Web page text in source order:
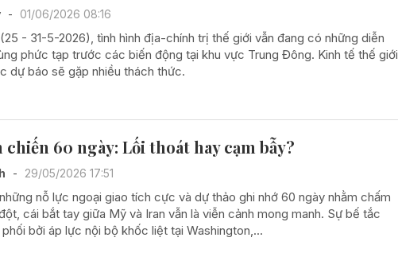
- 01/06/2026 08:16
- 31-5-2026), tình hình địa-chính trị thế giới vẫn đang có những diễn
phức tạp trước các biến động tại khu vực Trung Đông. Kinh tế thế giới
dự báo sẽ gặp nhiều thách thức.
60 ngày: Lối thoát hay cạm bẫy?
- 29/05/2026 17:51
nỗ lực ngoại giao tích cực và dự thảo ghi nhớ 60 ngày nhằm chấm
cái bắt tay giữa Mỹ và Iran vẫn là viễn cảnh mong manh. Sự bế tắc
bởi áp lực nội bộ khốc liệt tại Washington,...